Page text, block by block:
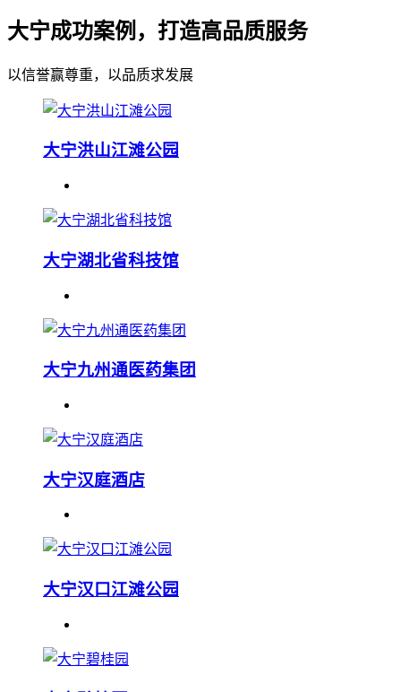
大宁成功案例，打造高品质服务
以信誉赢尊重，以品质求发展
大宁洪山江滩公园
大宁湖北省科技馆
大宁九州通医药集团
大宁汉庭酒店
大宁汉口江滩公园